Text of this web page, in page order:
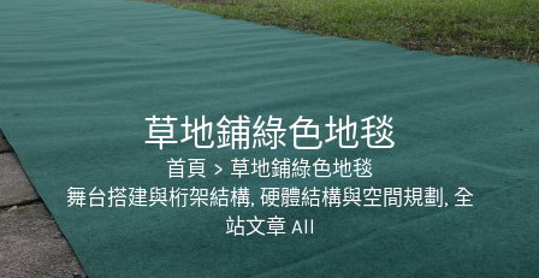
草地鋪綠色地毯
首頁
草地鋪綠色地毯
舞台搭建與桁架結構,硬體結構與空間規劃 ,全
站文章 All